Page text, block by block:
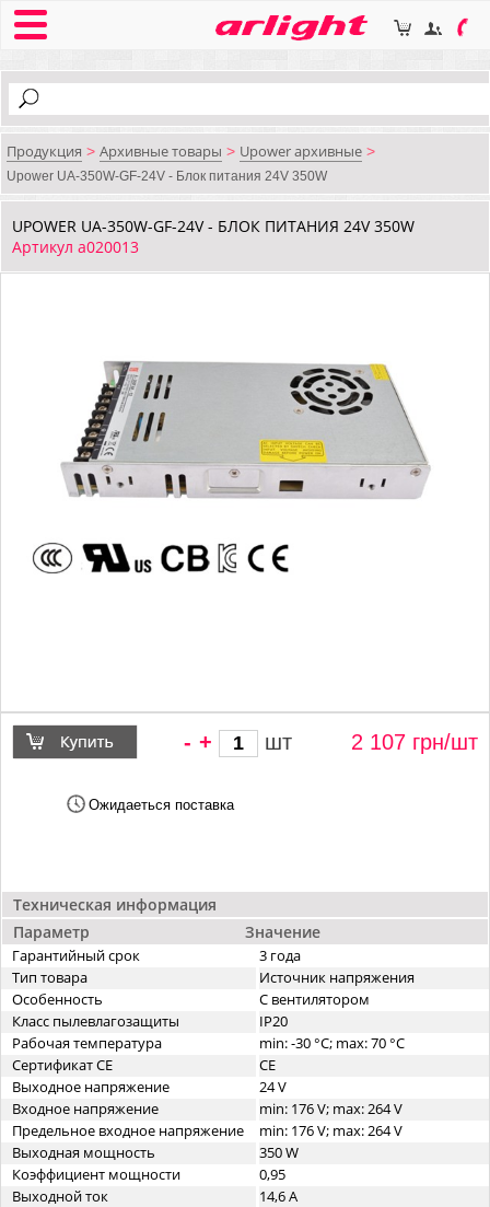
Продукция > Архивные товары > Upower архивные >
Upower UA-350W-GF-24V - Блок питания 24V 350W
UPOWER UA-350W-GF-24V - БЛОК ПИТАНИЯ 24V 350W
Артикул a020013
Техническая информация
Параметр
Значение
Гарантийный срок
3 года
Тип товара
Источник напряжения
Особенность
С вентилятором
Класс пылевлагозащиты
IP20
Рабочая температура
min: -30 °C; max: 70 °C
Сертификат CE
CE
Выходное напряжение
24 V
Входное напряжение
min: 176 V; max: 264 V
Предельное входное напряжение
min: 176 V; max: 264 V
Выходная мощность
350 W
Коэффициент мощности
0,95
Выходной ток
14,6 A
- + шт 2 107 грн/шт
Ожидаеться поставка